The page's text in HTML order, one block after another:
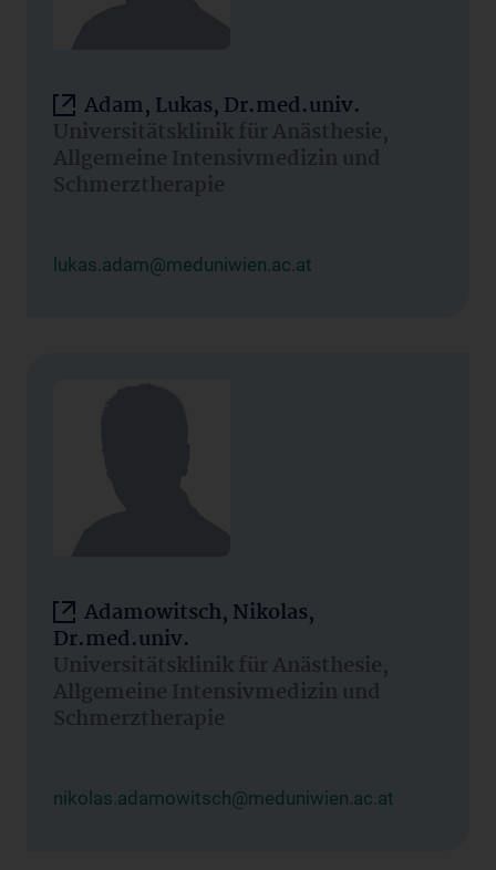
Adam, Lukas, Dr.med.univ.
Universitätsklinik für Anästhesie,
Allgemeine Intensivmedizin und
Schmerztherapie
lukas.adam@meduniwien.ac.at
Adamowitsch, Nikolas,
Dr.med.univ.
Universitätsklinik für Anästhesie,
Allgemeine Intensivmedizin und
Schmerztherapie
nikolas.adamowitsch@meduniwien.ac.at